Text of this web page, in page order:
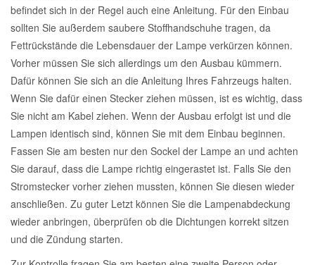
befindet sich in der Regel auch eine Anleitung. Für den Einbau
sollten Sie außerdem saubere Stoffhandschuhe tragen, da
Fettrückstände die Lebensdauer der Lampe verkürzen können.
Vorher müssen Sie sich allerdings um den Ausbau kümmern.
Dafür können Sie sich an die Anleitung Ihres Fahrzeugs halten.
Wenn Sie dafür einen Stecker ziehen müssen, ist es wichtig, dass
Sie nicht am Kabel ziehen. Wenn der Ausbau erfolgt ist und die
Lampen identisch sind, können Sie mit dem Einbau beginnen.
Fassen Sie am besten nur den Sockel der Lampe an und achten
Sie darauf, dass die Lampe richtig eingerastet ist. Falls Sie den
Stromstecker vorher ziehen mussten, können Sie diesen wieder
anschließen. Zu guter Letzt können Sie die Lampenabdeckung
wieder anbringen, überprüfen ob die Dichtungen korrekt sitzen
und die Zündung starten.
Hyundai Ersatzteile
Jeep Ersatzteile
Kia Ersatzteile
Lancia Ersatzteile
Mazda Ersatzteile
Mercedes Ersatzteile